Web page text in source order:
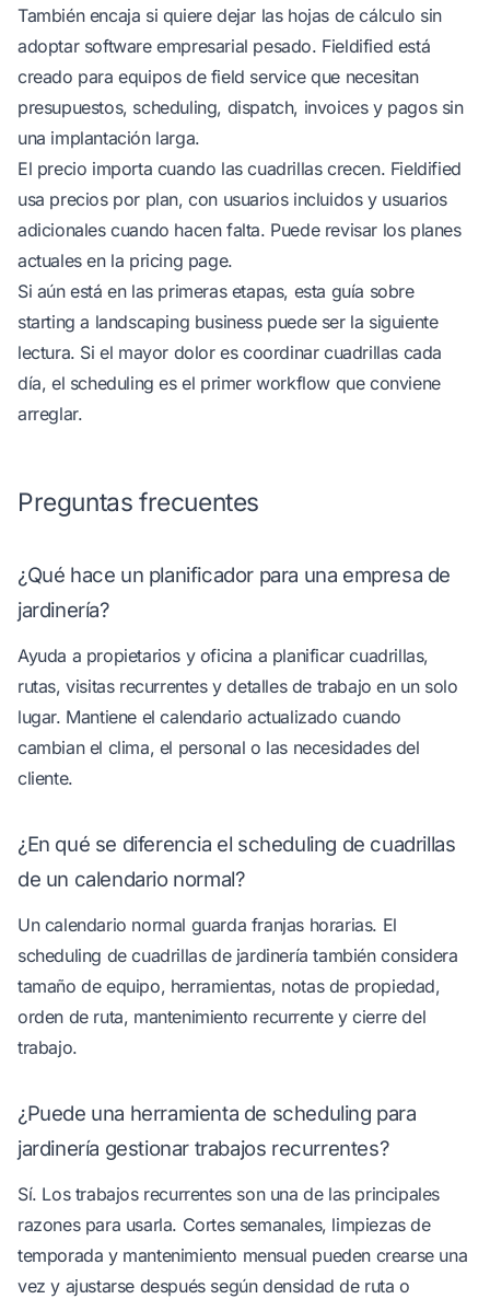
También encaja si quiere dejar las hojas de cálculo sin
adoptar software empresarial pesado. Fieldified está
creado para equipos de field service que necesitan
presupuestos, scheduling, dispatch, invoices y pagos sin
una implantación larga.
El precio importa cuando las cuadrillas crecen. Fieldified
usa precios por plan, con usuarios incluidos y usuarios
adicionales cuando hacen falta. Puede revisar los planes
actuales en la pricing page.
Si aún está en las primeras etapas, esta guía sobre
starting a landscaping businesspuede ser la siguiente
lectura. Si el mayor dolor es coordinar cuadrillas cada
día, el scheduling es el primer workflow que conviene
arreglar.
Preguntas frecuentes
¿Qué hace un planificador para una empresa de
jardinería?
Ayuda a propietarios y oficina a planificar cuadrillas,
rutas, visitas recurrentes y detalles de trabajo en un solo
lugar. Mantiene el calendario actualizado cuando
cambian el clima, el personal o las necesidades del
cliente.
¿En qué se diferencia el scheduling de cuadrillas
de un calendario normal?
Un calendario normal guarda franjas horarias. El
scheduling de cuadrillas de jardinería también considera
tamaño de equipo, herramientas, notas de propiedad,
orden de ruta, mantenimiento recurrente y cierre del
trabajo.
¿Puede una herramienta de scheduling para
jardinería gestionar trabajos recurrentes?
Sí. Los trabajos recurrentes son una de las principales
razones para usarla. Cortes semanales, limpiezas de
temporada y mantenimiento mensual pueden crearse una
vez y ajustarse después según densidad de ruta o